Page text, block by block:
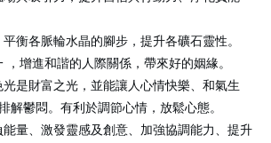
衡各脈輪水晶的腳步，提升各礦石靈性。
，增進和諧的人際關係，帶來好的姻緣。
是財富之光，並能讓人心情快樂、和氣生
解鬱悶。有利於調節心情，放鬆心態。
能量、激發靈感及創意、加強協調能力、提升